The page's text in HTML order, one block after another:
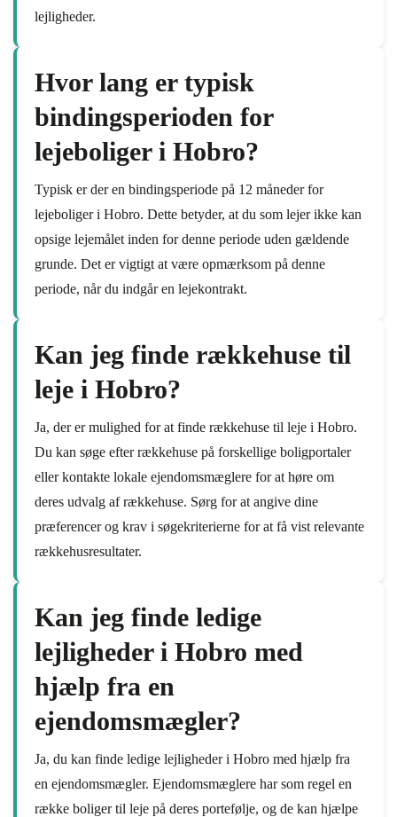
lejligheder.
Hvor lang er typisk
bindingsperioden for
lejeboliger i Hobro?
Typisk er der en bindingsperiode på 12 måneder for
lejeboliger i Hobro. Dette betyder, at du som lejer ikke kan
opsige lejemålet inden for denne periode uden gældende
grunde. Det er vigtigt at være opmærksom på denne
periode, når du indgår en lejekontrakt.
Kan jeg finde rækkehuse til
leje i Hobro?
Ja, der er mulighed for at finde rækkehuse til leje i Hobro.
Du kan søge efter rækkehuse på forskellige boligportaler
eller kontakte lokale ejendomsmæglere for at høre om
deres udvalg af rækkehuse. Sørg for at angive dine
præferencer og krav i søgekriterierne for at få vist relevante
rækkehusresultater.
Kan jeg finde ledige
lejligheder i Hobro med
hjælp fra en
ejendomsmægler?
Ja, du kan finde ledige lejligheder i Hobro med hjælp fra
en ejendomsmægler. Ejendomsmæglere har som regel en
række boliger til leje på deres portefølje, og de kan hjælpe